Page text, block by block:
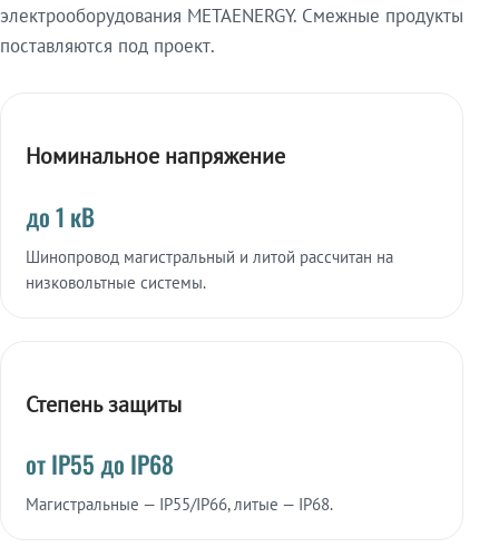
электрооборудования METAENERGY. Смежные продукты
поставляются под проект.
Номинальное напряжение
до 1 кВ
Шинопровод магистральный и литой рассчитан на
низковольтные системы.
Степень защиты
от IP55 до IP68
Магистральные — IP55/IP66, литые — IP68.